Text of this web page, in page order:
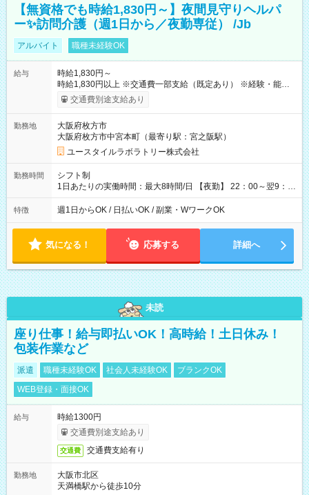
【無資格でも時給1,830円～】夜間見守りヘルパ
ー✨訪問介護（週1日から／夜勤専従） /Jb
アルバイト 職種未経験OK
給与
時給1,830円～
時給1,830円以上 ※交通費一部支給（既定あり） ※経験・能力を
考慮して決定します 【収入例】 週1回勤務の場合：1,830円×8時
間×4回=5万8,560円 週3回勤務の場合：1,830円×8時間×12回
月 ※ 雇用形態と給与に、本採用時と異なる部分があります。 雇
用形態：本採用時と同じです。 給与：時給 1,610円以上
交通費別途支給あり
勤務地
大阪府枚方市
大阪府枚方市中宮本町（最寄り駅：宮之阪駅）
ユースタイルラボラトリー株式会社
勤務時間
シフト制
1日あたりの実働時間：最大8時間/日 【夜勤】 22：00～翌9：
00 ※週1日～OK ／ 夜勤専従 ＊＊ 勤務時間例 ＊＊ ■22時か
ら翌7時 ■23時から翌8時 ■24時から翌9時 など ※上記の時間
ます。 ※曜日固定（毎週同じ曜日での勤務となります）
特徴 週1日からOK / 日払いOK / 副業・WワークOK
気になる！ 応募する 詳細へ
未読
座り仕事！給与即払いOK！高時給！土日休み！
包装作業など
派遣 職種未経験OK 社会人未経験OK
ブランクOK
WEB登録・面接OK
給与
時給1300円
交通費別途支給あり
交通費 交通費支給有り
勤務地
大阪市北区
天満橋駅から徒歩10分